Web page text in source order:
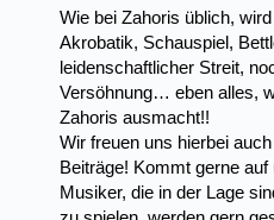
Wie bei Zahoris üblich,
Akrobatik, Schauspiel,
leidenschaftlicher Streit,
Versöhnung… eben alles,
Zahoris ausmacht!!
Wir freuen uns hierbei
Beiträge! Kommt gerne
Musiker, die in der Lage